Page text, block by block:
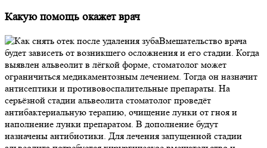
Какую помощь окажет врач
Вмешательство врача
будет зависеть от возникшего осложнения и его стадии. Когда
выявлен альвеолит в лёгкой форме, стоматолог может
ограничиться медикаментозным лечением. Тогда он назначит
антисептики и противовоспалительные препараты. На
серьёзной стадии альвеолита стоматолог проведёт
антибактериальную терапию, очищение лунки от гноя и
наполнение лунки препаратом. В дополнение будут
назначены антибиотики. Для лечения запущенной стадии